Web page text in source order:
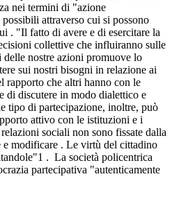
nei termini di "azione
attraverso cui si possono
. "Il fatto di avere e di esercitare la
collettive che influiranno sulle
nostre azioni promuove lo
sui nostri bisogni in relazione ai
rapporto che altri hanno con le
di discutere in modo dialettico e
tipo di partecipazione, inoltre, può
attivo con le istituzioni e i
sociali non sono fissate dalla
e modificare . Le virtù del cittadino
. La società policentrica
partecipativa "autenticamente